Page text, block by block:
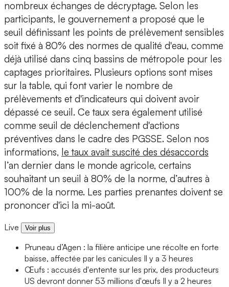
nombreux échanges de décryptage. Selon les
participants, le gouvernement a proposé que le
seuil définissant les points de prélèvement sensibles
soit fixé à 80% des normes de qualité d'eau, comme
déjà utilisé dans cinq bassins de métropole pour les
captages prioritaires. Plusieurs options sont mises
sur la table, qui font varier le nombre de
prélèvements et d'indicateurs qui doivent avoir
dépassé ce seuil. Ce taux sera également utilisé
comme seuil de déclenchement d'actions
préventives dans le cadre des PGSSE. Selon nos
informations, le taux avait suscité des désaccords
l’an dernier dans le monde agricole, certains
souhaitant un seuil à 80% de la norme, d’autres à
100% de la norme. Les parties prenantes doivent se
prononcer d'ici la mi-août.
Live Voir plus
Pruneau d’Agen : la filière anticipe une récolte en forte
baisse, affectée par les canicules Il y a 3 heures
Œufs : accusés d'entente sur les prix, des producteurs
US devront donner 53 millions d'œufs Il y a 2 heures